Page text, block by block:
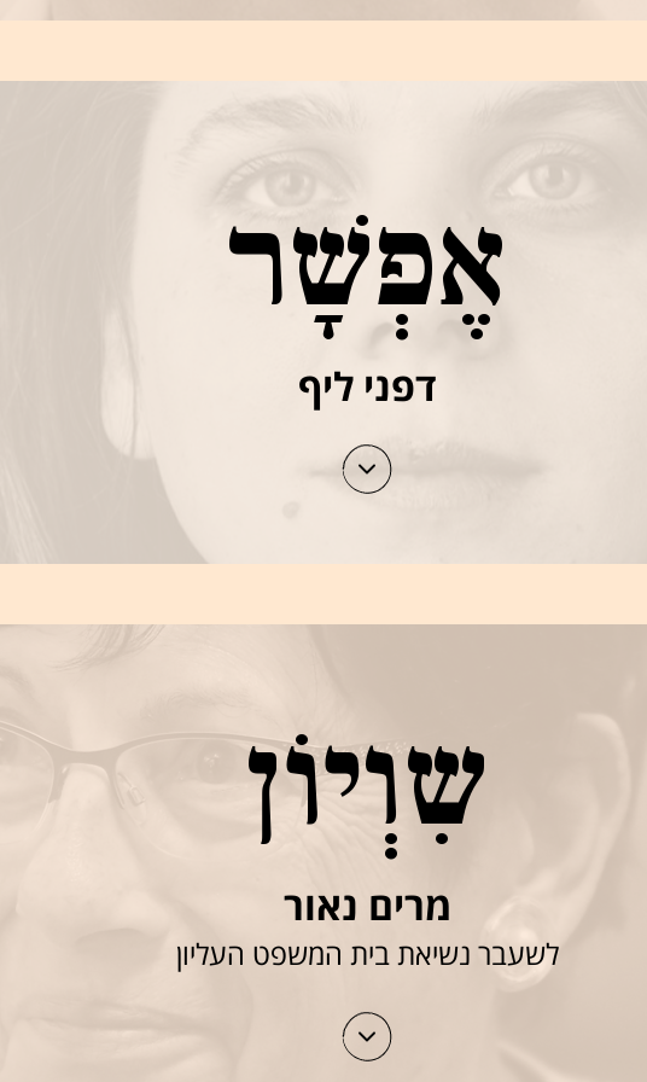
אֶפְשָׁר
דפני ליף
שִוְיוֹן
מרים נאור
לשעבר נשיאת בית המשפט העליון